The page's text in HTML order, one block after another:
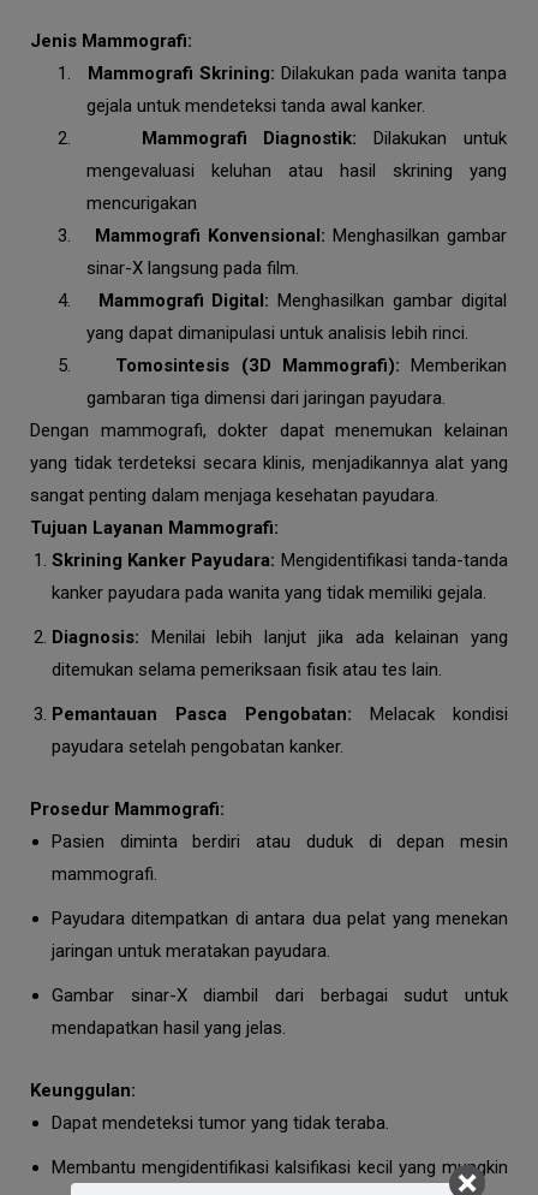
Jenis Mammografi:
1.
Mammografi Skrining: Dilakukan pada wanita tanpa
gejala untuk mendeteksi tanda awal kanker.
2.
Mammografi Diagnostik: Dilakukan untuk
mengevaluasi keluhan atau hasil skrining yang
mencurigakan
3.
Mammografi Konvensional: Menghasilkan gambar
sinar-X langsung pada film.
4.
Mammografi Digital: Menghasilkan gambar digital
yang dapat dimanipulasi untuk analisis lebih rinci.
5.
Tomosintesis (3D Mammografi): Memberikan
gambaran tiga dimensi dari jaringan payudara.
Dengan mammografi, dokter dapat menemukan kelainan
yang tidak terdeteksi secara klinis, menjadikannya alat yang
sangat penting dalam menjaga kesehatan payudara.
Tujuan Layanan Mammografi:
Skrining Kanker Payudara: Mengidentifikasi tanda-tanda
kanker payudara pada wanita yang tidak memiliki gejala.
Diagnosis: Menilai lebih lanjut jika ada kelainan yang
ditemukan selama pemeriksaan fisik atau tes lain.
Pemantauan Pasca Pengobatan: Melacak kondisi
payudara setelah pengobatan kanker.
Prosedur Mammografi:
Pasien diminta berdiri atau duduk di depan mesin
mammografi.
Payudara ditempatkan di antara dua pelat yang menekan
jaringan untuk meratakan payudara.
Gambar sinar-X diambil dari berbagai sudut untuk
mendapatkan hasil yang jelas.
Keunggulan:
Dapat mendeteksi tumor yang tidak teraba.
Membantu mengidentifikasi kalsifikasi kecil yang mungkin